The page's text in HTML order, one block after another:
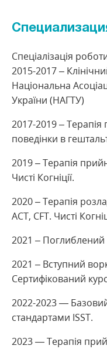
Спеціалізація
2015-2017 –
Національна
України (НАГТУ)
2017-2019 –
поведінки в
2019 – Терапія
Чисті Когніції.
2020 – Терапія
ACT, CFT. Чисті
2021 – Поглиблений
2021 – Вступний
Сертифікований
2022-2023 — Базовий
стандартами ISST.
2023 — Терапія